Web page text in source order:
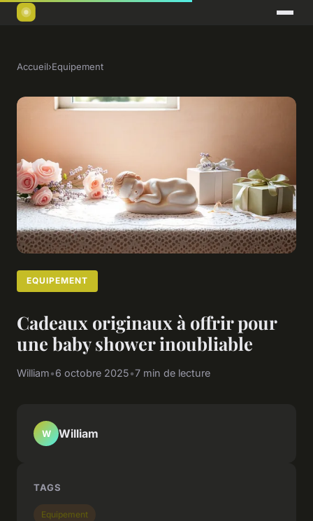
Accueil›Equipement
EQUIPEMENT
Cadeaux originaux à offrir pour
une baby shower inoubliable
William•6 octobre 2025•7 min de lecture
W William
TAGS
Equipement